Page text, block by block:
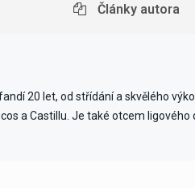
Články autora
20 let, od střídání a skvělého
a Castillu. Je také otcem